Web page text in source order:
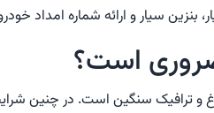
بنزین سیار و ارائه شماره امداد
است؟
و ترافیک سنگین است. در چنین